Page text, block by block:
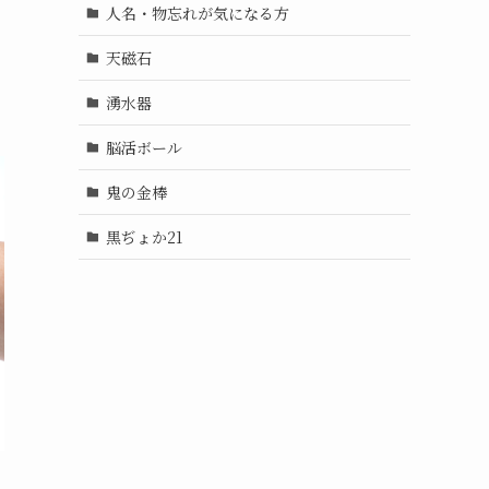
人名・物忘れが気になる方
天磁石
湧水器
脳活ボール
鬼の金棒
黒ぢょか21